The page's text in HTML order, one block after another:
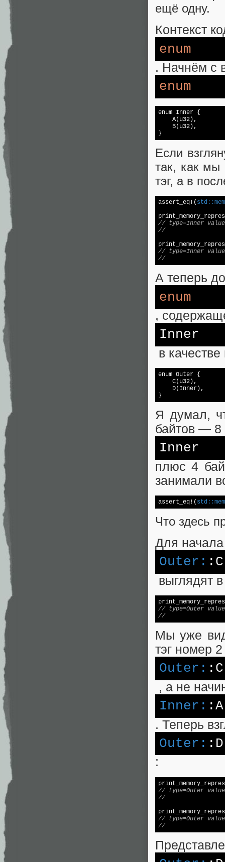
ещё одну.
Контекст
enum
. Начнём с
enum
enum Inner {
    A(u32),
    B(u32),
}
Если
так, как мы
тэг, а в
assert_eq!( std::
// type=Inner
//
// type=Inner
//
А теперь
enum
,
Inner
в качестве
enum Outer {
    C(u32),
    D(Inner),
}
Я думал,
байтов — 8
Inner
плюс 4
занимали
assert_eq!( std: :mem
Что здесь
Для начала
Outer: :C
выглядят
// type=Outer
//
Мы уже
тэг номер
Outer: :C
, а не
Inner: :A
. Теперь
Outer: :D
:
// type=Outer
//
// type=Outer
//